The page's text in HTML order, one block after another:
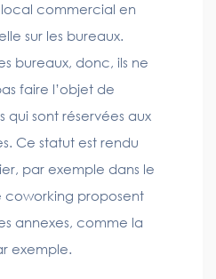
commercial en
sur les bureaux.
bureaux, donc, ils ne
faire l’objet de
qui sont réservées aux
Ce statut est rendu
par exemple dans le
coworking proposent
annexes, comme la
exemple.